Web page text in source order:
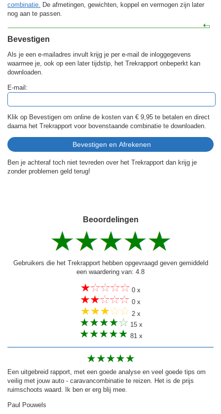
combinatie. De afmetingen, gewichten, koppel en vermogen zijn later
nog aan te passen.
Bevestigen
Als je een e-mailadres invult krijg je per e-mail de inloggegevens
waarmee je, ook op een later tijdstip, het Trekrapport onbeperkt kan
downloaden.
E-mail:
Klik op Bevestigen om online de kosten van € 9,95 te betalen en direct
daarna het Trekrapport voor bovenstaande combinatie te downloaden.
Ben je achteraf toch niet tevreden over het Trekrapport dan krijg je
zonder problemen geld terug!
Beoordelingen
Gebruikers die het Trekrapport hebben opgevraagd geven gemiddeld
een waardering van: 4.8
0 x
0 x
2 x
15 x
81 x
Een uitgebreid rapport, met een goede analyse en veel goede tips om
veilig met jouw auto - caravancombinatie te reizen. Het is de prijs
ruimschoots waard. Ik ben er erg blij mee.
Paul Pouwels